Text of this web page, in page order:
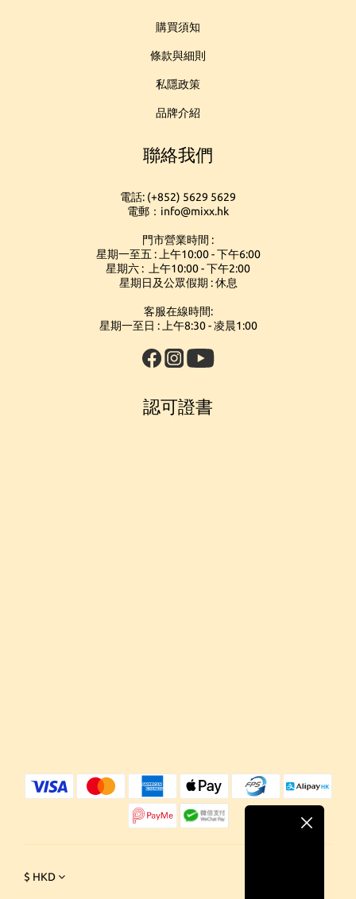
購買須知
條款與細則
私隱政策
品牌介紹
聯絡我們
電話: (+852) 5629 5629
電郵：info@mixx.hk
門市營業時間 :
星期一至五 : 上午10:00 - 下午6:00
星期六 : 上午10:00 - 下午2:00
星期日及公眾假期 : 休息
客服在線時間:
星期一至日 : 上午8:30 - 凌晨1:00
認可證書
$ HKD